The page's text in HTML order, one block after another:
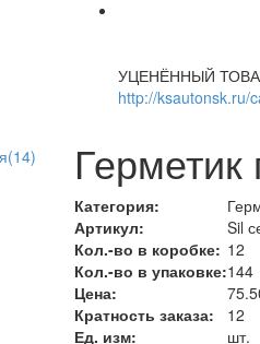
УЦЕНЁННЫЙ
http://ksautonsk.ru/
Категория:
Артикул:
Sil
Кол.-во в коробке: 12
Кол.-во в упаковке:144
Цена:
Кратность заказа:
12
Ед. изм:
шт.